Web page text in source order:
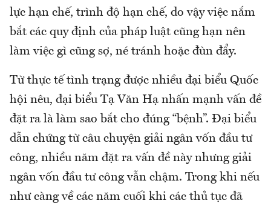
lực hạn chế, trình độ hạn chế, do vậy việc nắm
bắt các quy định của pháp luật cũng hạn nên
làm việc gì cũng sợ, né tránh hoặc đùn đẩy.
Từ thực tế tình trạng được nhiều đại biểu Quốc
hội nêu, đại biểu Tạ Văn Hạ nhấn mạnh vấn đề
đặt ra là làm sao bắt cho đúng “bệnh”. Đại biểu
dẫn chứng từ câu chuyện giải ngân vốn đầu tư
công, nhiều năm đặt ra vấn đề này nhưng giải
ngân vốn đầu tư công vẫn chậm. Trong khi nếu
như càng về các năm cuối khi các thủ tục đã